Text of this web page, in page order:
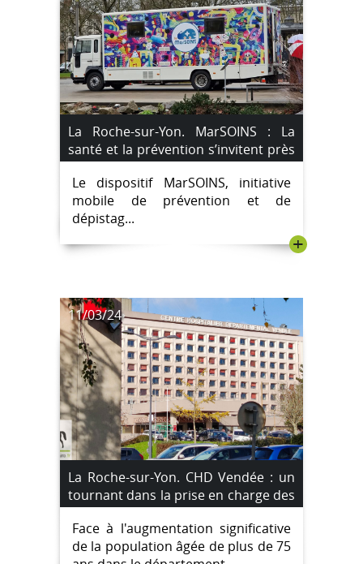
La Roche-sur-Yon. MarSOINS : La
santé et la prévention s’invitent près
de chez vous
Le dispositif MarSOINS, initiative
mobile de prévention et de
dépistag...
+
11/03/24
La Roche-sur-Yon. CHD Vendée : un
tournant dans la prise en charge des
plus de 75 ans
Face à l'augmentation significative
de la population âgée de plus de 75